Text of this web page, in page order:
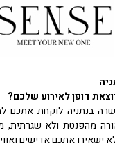
דופן לאירוע שלכם?
בנתניה לוקחת אתכם
מהפנטת ולא
ישאירו אתכם אדישים